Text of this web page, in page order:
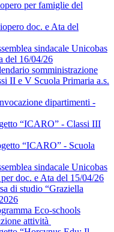
per famiglie del
doc. e Ata del
sindacale Unicobas
del 16/04/26
somministrazione
II e V Scuola Primaria a.s.
dipartimenti -
“ICARO” - Classi III
“ICARO” - Scuola
sindacale Unicobas
doc. e Ata del 15/04/26
di studio “Graziella
Eco-schools
attività